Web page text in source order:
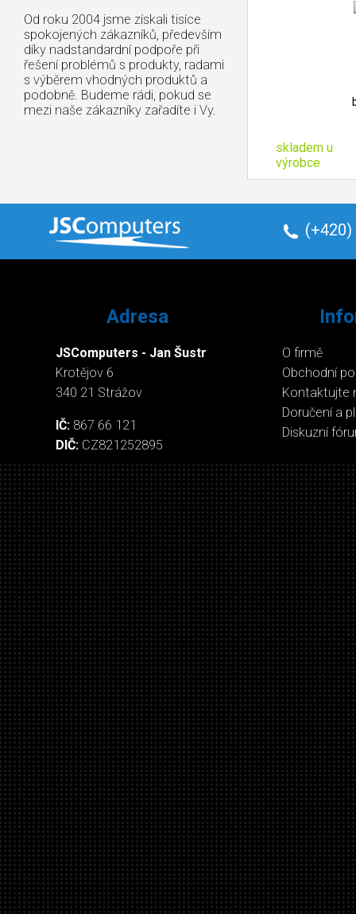
Od roku 2004 jsme získali tisíce
spokojených zákazníků, především
díky nadstandardní podpoře při
řešení problémů s produkty, radami
s výběrem vhodných produktů a
podobně. Budeme rádi, pokud se
mezi naše zákazníky zařadíte i Vy.
skladem u
výrobce
(+420)
Adresa
JSComputers - Jan Šustr
Krotějov 6
340 21 Strážov
IČ: 867 66 121
DIČ: CZ821252895
O firmě
Obchodní
Kontaktujte
Doručení a
Diskuzní